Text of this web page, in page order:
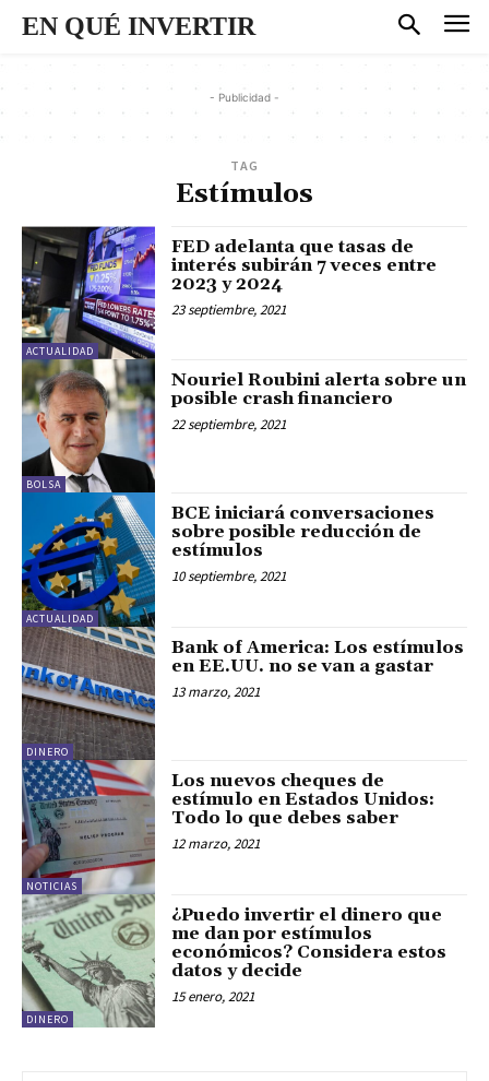
EN QUÉ INVERTIR
- Publicidad -
TAG
Estímulos
ACTUALIDAD
FED adelanta que tasas de
interés subirán 7 veces entre
2023 y 2024
23 septiembre, 2021
BOLSA
Nouriel Roubini alerta sobre un
posible crash financiero
22 septiembre, 2021
ACTUALIDAD
BCE iniciará conversaciones
sobre posible reducción de
estímulos
10 septiembre, 2021
DINERO
Bank of America: Los estímulos
en EE.UU. no se van a gastar
13 marzo, 2021
NOTICIAS
Los nuevos cheques de
estímulo en Estados Unidos:
Todo lo que debes saber
12 marzo, 2021
DINERO
¿Puedo invertir el dinero que
me dan por estímulos
económicos? Considera estos
datos y decide
15 enero, 2021